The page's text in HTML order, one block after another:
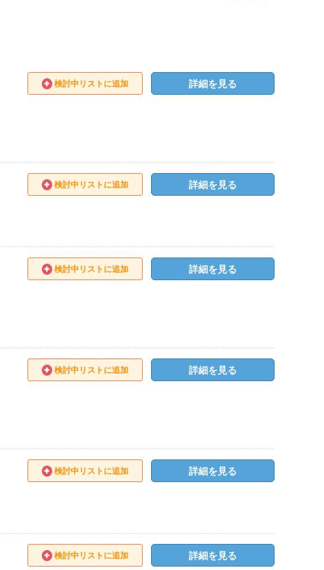
検討中リストに追加 詳細を見る
検討中リストに追加 詳細を見る
検討中リストに追加 詳細を見る
検討中リストに追加 詳細を見る
検討中リストに追加 詳細を見る
検討中リストに追加 詳細を見る